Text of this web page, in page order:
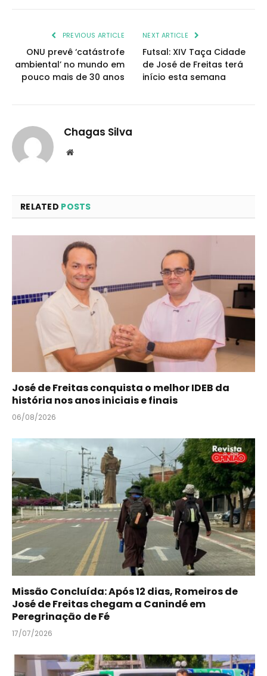
PREVIOUS ARTICLE
ONU prevê ‘catástrofe
ambiental’ no mundo em
pouco mais de 30 anos
NEXT ARTICLE
Futsal: XIV Taça Cidade
de José de Freitas terá
início esta semana
Chagas Silva
Website
RELATED POSTS
José de Freitas conquista o melhor IDEB da
história nos anos iniciais e finais
06/08/2026
Missão Concluída: Após 12 dias, Romeiros de
José de Freitas chegam a Canindé em
Peregrinação de Fé
17/07/2026